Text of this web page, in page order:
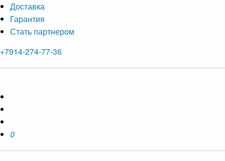
Доставка
Гарантия
Стать партнером
+7914-274-77-36
0